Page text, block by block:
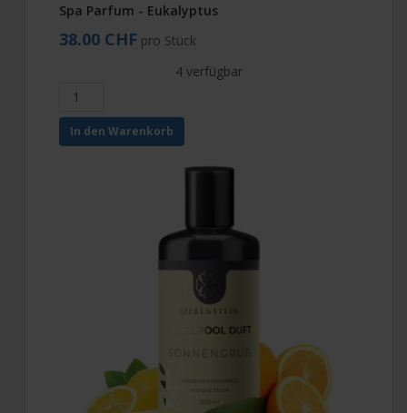
Spa Parfum - Eukalyptus
38.00 CHF pro Stück
4 verfügbar
In den Warenkorb